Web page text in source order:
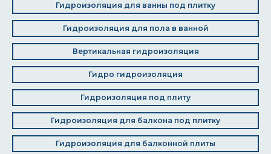
Гидроизоляция для ванны под плитку
Гидроизоляция для пола в ванной
Вертикальная гидроизоляция
Гидро гидроизоляция
Гидроизоляция под плиту
Гидроизоляция для балкона под плитку
Гидроизоляция для балконной плиты